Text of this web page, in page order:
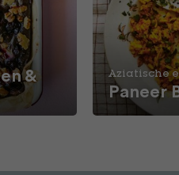
&
Aziatische
Paneer